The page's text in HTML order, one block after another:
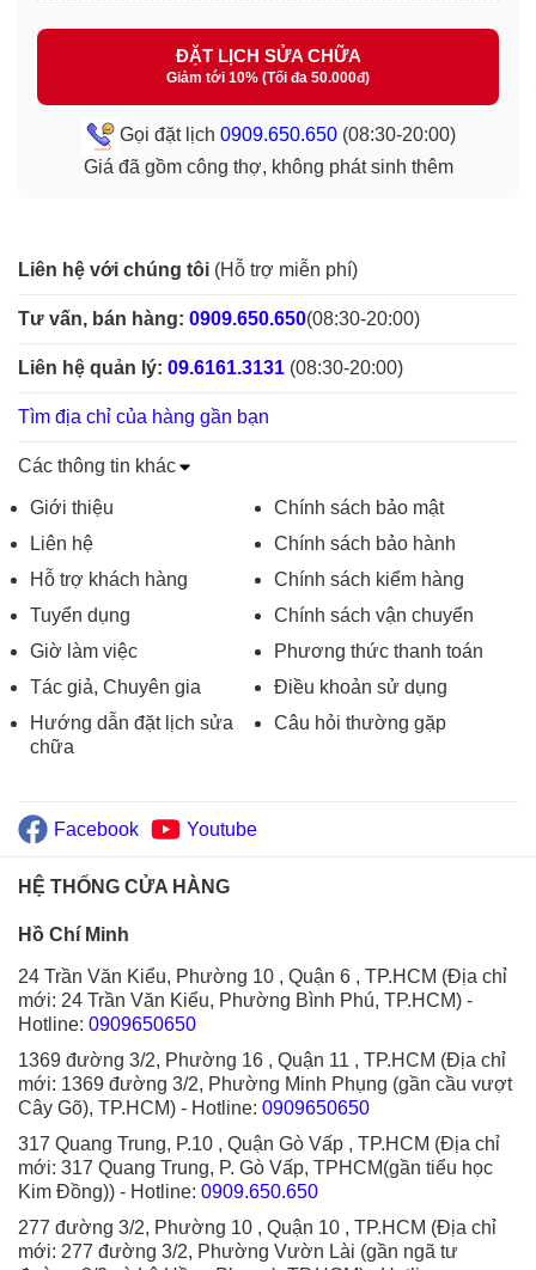
ĐẶT LỊCH SỬA CHỮA
Giảm tới 10% (Tối đa 50.000đ)
Gọi đặt lịch 0909.650.650(08:30-20:00)
Giá đã gồm công thợ, không phát sinh thêm
Liên hệ với chúng tôi (Hỗ trợ miễn phí)
Tư vấn, bán hàng: 0909.650.650(08:30-20:00)
Liên hệ quản lý: 09.6161.3131 (08:30-20:00)
Tìm địa chỉ của hàng gần bạn
Các thông tin khác
Giới thiệu
Liên hệ
Hỗ trợ khách hàng
Tuyển dụng
Giờ làm việc
Tác giả, Chuyên gia
Hướng dẫn đặt lịch sửa
chữa
Chính sách bảo mật
Chính sách bảo hành
Chính sách kiểm hàng
Chính sách vận chuyển
Phương thức thanh toán
Điều khoản sử dụng
Câu hỏi thường gặp
Facebook Youtube
HỆ THỐNG CỬA HÀNG
Hồ Chí Minh
24 Trần Văn Kiểu, Phường 10 , Quận 6 , TP.HCM (Địa chỉ
mới: 24 Trần Văn Kiểu, Phường Bình Phú, TP.HCM) -
Hotline: 0909650650
1369 đường 3/2, Phường 16 , Quận 11 , TP.HCM (Địa chỉ
mới: 1369 đường 3/2, Phường Minh Phụng (gần cầu vượt
Cây Gõ), TP.HCM) - Hotline: 0909650650
317 Quang Trung, P.10 , Quận Gò Vấp , TP.HCM (Địa chỉ
mới: 317 Quang Trung, P. Gò Vấp, TPHCM(gần tiểu học
Kim Đồng)) - Hotline: 0909.650.650
277 đường 3/2, Phường 10 , Quận 10 , TP.HCM (Địa chỉ
mới: 277 đường 3/2, Phường Vườn Lài (gần ngã tư